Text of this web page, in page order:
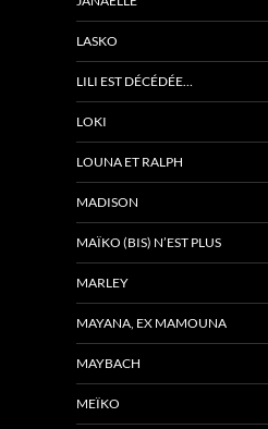
LASKO
LILI EST DÉCÉDÉE…
LOKI
LOUNA ET RALPH
MADISON
MAÏKO (BIS) N’EST PLUS
MARLEY
MAYANA, EX MAMOUNA
MAYBACH
MEÏKO